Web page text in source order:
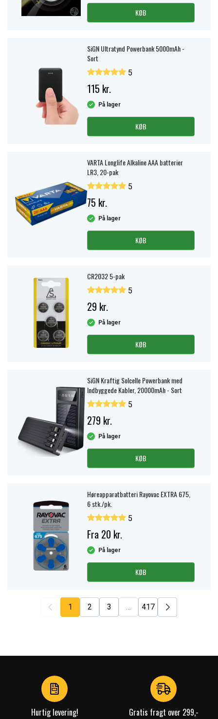
KØB
SiGN Ultratynd Powerbank 5000mAh -
Sort
5
115 kr.
På lager
KØB
VARTA Longlife Alkaline AAA batterier
LR3, 20-pak
5
75 kr.
På lager
KØB
CR2032 5-pak
5
29 kr.
På lager
KØB
SiGN Kraftig Solcelle Powerbank med
Indbyggede Kabler, 20000mAh - Sort
5
279 kr.
På lager
KØB
Høreapparatbatteri Rayovac EXTRA 675,
6 stk./pk.
5
Fra 20 kr.
På lager
KØB
1 2 3 … 417
Hurtig levering! Gratis fragt over 299,-